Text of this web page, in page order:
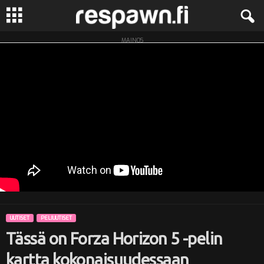
R
w
MAINOS
UUTISET PELIUUTISET
Tässä on Forza Horizon 5 -pelin
kartta kokonaisuudessaan